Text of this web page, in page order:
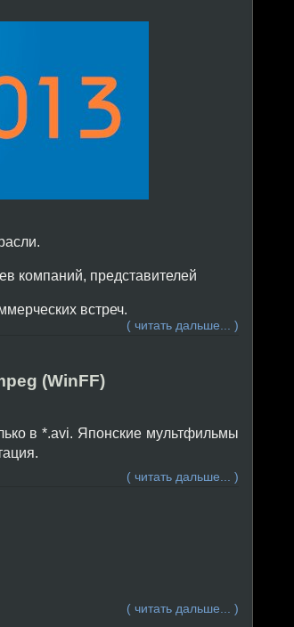
компаний, представителей
встреч.
( читать дальше... )
(WinFF)
в *.avi. Японские мультфильмы
( читать дальше... )
( читать дальше... )